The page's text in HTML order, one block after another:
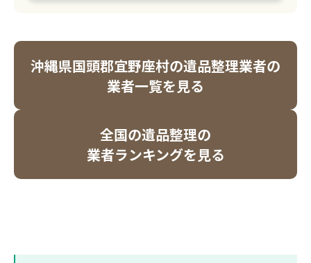
沖縄県国頭郡宜野座村の遺品整理業者の
業者一覧を見る
全国の遺品整理の
業者ランキングを見る